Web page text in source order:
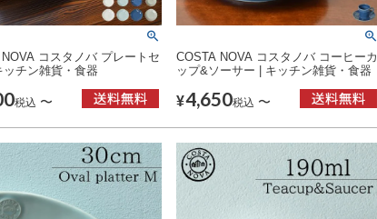
コスタノバ プレートセ
ッチン雑貨・食器
税込 〜
COSTA NOVA コスタノバ コーヒーカ
ップ&ソーサー | キッチン雑貨・食器
¥4,650税込 〜